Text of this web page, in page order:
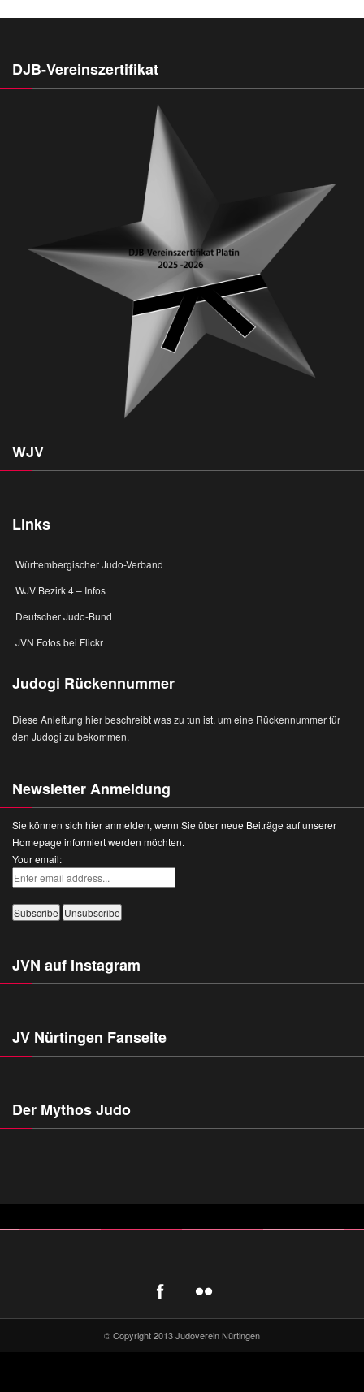
DJB-Vereinszertifikat
WJV
Links
Württembergischer Judo-Verband
WJV Bezirk 4 – Infos
Deutscher Judo-Bund
JVN Fotos bei Flickr
Judogi Rückennummer
Diese Anleitung hier beschreibt was zu tun ist, um eine Rückennummer für
den Judogi zu bekommen.
Newsletter Anmeldung
Sie können sich hier anmelden, wenn Sie über neue Beiträge auf unserer
Homepage informiert werden möchten.
Your email:
JVN auf Instagram
JV Nürtingen Fanseite
Der Mythos Judo
© Copyright 2013 Judoverein Nürtingen